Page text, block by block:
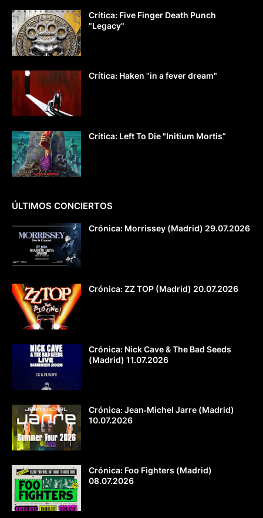
Crítica: Five Finger Death Punch
"Legacy"
Crítica: Haken "in a fever dream"
Crítica: Left To Die "Initium Mortis”
ÚLTIMOS CONCIERTOS
Crónica: Morrissey (Madrid) 29.07.2026
Crónica: ZZ TOP (Madrid) 20.07.2026
Crónica: Nick Cave & The Bad Seeds
(Madrid) 11.07.2026
Crónica: Jean‐Michel Jarre (Madrid)
10.07.2026
Crónica: Foo Fighters (Madrid)
08.07.2026